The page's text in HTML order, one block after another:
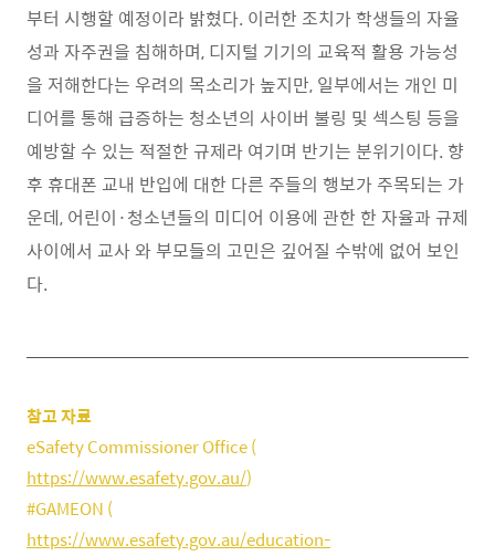
부터 시행할 예정이라 밝혔다. 이러한 조치가 학생들의 자율
성과 자주권을 침해하며, 디지털 기기의 교육적 활용 가능성
을 저해한다는 우려의 목소리가 높지만, 일부에서는 개인 미
디어를 통해 급증하는 청소년의 사이버 불링 및 섹스팅 등을
예방할 수 있는 적절한 규제라 여기며 반기는 분위기이다. 향
후 휴대폰 교내 반입에 대한 다른 주들의 행보가 주목되는 가
운데, 어린이 ·청소년들의 미디어 이용에 관한 한 자율과 규제
사이에서 교사 와 부모들의 고민은 깊어질 수밖에 없어 보인
다.
참고 자료
eSafety Commissioner Office (
https://www.esafety.gov.au/)
#GAMEON (
https://www.esafety.gov.au/education-